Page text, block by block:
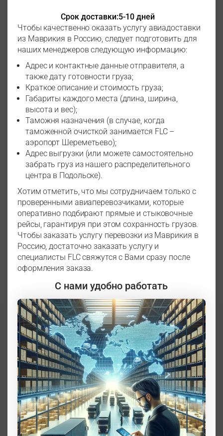
Срок доставки:5-10 дней
Чтобы качественно оказать услугу авиадоставки
из Маврикия в Россию, следует подготовить для
наших менеджеров следующую информацию:
Адрес и контактные данные отправителя, а
также дату готовности груза;
Краткое описание и стоимость груза;
Габариты каждого места (длина, ширина,
высота и вес);
Таможня назначения (в случае, когда
таможенной очисткой занимается FLC –
аэропорт Шереметьево);
Адрес выгрузки (или можете самостоятельно
забрать груз из нашего распределительного
центра в Подольске).
Хотим отметить, что мы сотрудничаем только с
проверенными авиаперевозчиками, которые
оперативно подбирают прямые и стыковочные
рейсы, гарантируя при этом сохранность грузов.
Чтобы заказать услугу перевозки из Маврикия в
Россию, достаточно заказать услугу и
специалисты FLC свяжутся с Вами сразу после
оформления заказа.
С нами удобно работать